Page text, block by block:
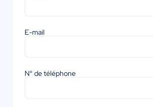
E-mail
N° de téléphone